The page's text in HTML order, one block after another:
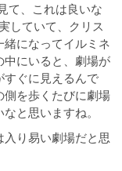
て、これは良いな
していて、クリス
になってイルミネ
中にいると、劇場が
すぐに見えるんで
側を歩くたびに劇場
と思いますね。
入り易い劇場だと思